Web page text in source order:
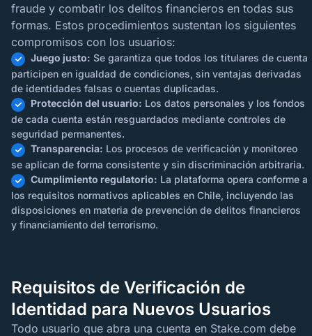
fraude y combatir los delitos financieros en todas sus
formas. Estos procedimientos sustentan los siguientes
compromisos con los usuarios:
Juego justo: Se garantiza que todos los titulares de cuenta
participen en igualdad de condiciones, sin ventajas derivadas
de identidades falsas o cuentas duplicadas.
Protección del usuario: Los datos personales y los fondos
de cada cuenta están resguardados mediante controles de
seguridad permanentes.
Transparencia: Los procesos de verificación y monitoreo
se aplican de forma consistente y sin discriminación arbitraria.
Cumplimiento regulatorio: La plataforma opera conforme a
los requisitos normativos aplicables en Chile, incluyendo las
disposiciones en materia de prevención de delitos financieros
y financiamiento del terrorismo.
Requisitos de Verificación de
Identidad para Nuevos Usuarios
Todo usuario que abra una cuenta en Stake.com debe